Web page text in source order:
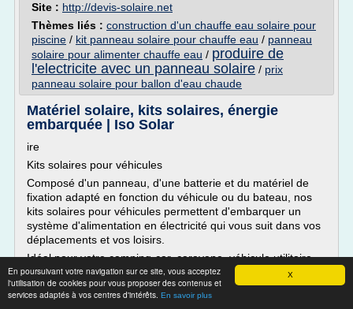
X
En poursuivant votre navigation sur ce site, vous acceptez
l'utilisation de cookies pour vous proposer des contenus et
services adaptés à vos centres d'intérêts. En savoir plus
Site : http://devis-solaire.net
Thèmes liés : construction d'un chauffe eau solaire pour
piscine / kit panneau solaire pour chauffe eau / panneau
solaire pour alimenter chauffe eau / produire de
l'electricite avec un panneau solaire / prix
panneau solaire pour ballon d'eau chaude
Matériel solaire, kits solaires, énergie
embarquée | Iso Solar
ire
Kits solaires pour véhicules
Composé d'un panneau, d'une batterie et du matériel de
fixation adapté en fonction du véhicule ou du bateau, nos
kits solaires pour véhicules permettent d'embarquer un
système d'alimentation en électricité qui vous suit dans vos
déplacements et vos loisirs.
Idéal pour votre camping-car, caravane, véhicule utilitaire
professionnel, bateau
Nouvelle...